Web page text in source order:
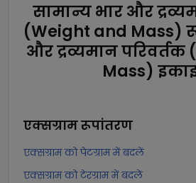
सामान्य भार और
(Weight and Mass)
और द्रव्यमान
Mass)
एक्सग्रामरूपांतरण
एक्सग्राम को पेटग्राम में बदलें
एक्सग्राम को टेरग्राम में बदलें